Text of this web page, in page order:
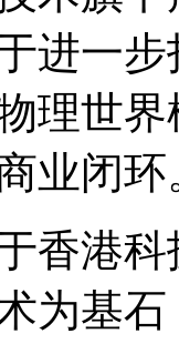
进一
理世
业闭环
香港
为基